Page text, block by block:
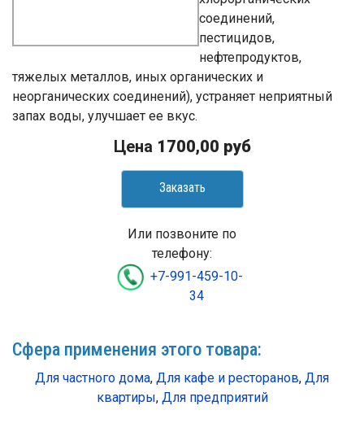
соединений,
пестицидов,
нефтепродуктов,
тяжелых металлов, иных органических и
неорганических соединений), устраняет неприятный
запах воды, улучшает ее вкус.
Цена 1700,00 руб
Заказать
Или позвоните по
телефону:
+7-991-459-10-
34
Сфера применения этого товара:
Для частного дома, Для кафе и ресторанов, Для
квартиры, Для предприятий